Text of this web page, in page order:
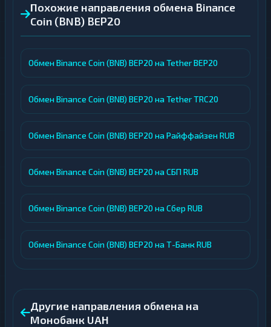
Похожие направления обмена Binance
Coin (BNB) BEP20
Обмен Binance Coin (BNB) BEP20 на Tether BEP20
Обмен Binance Coin (BNB) BEP20 на Tether TRC20
Обмен Binance Coin (BNB) BEP20 на Райффайзен RUB
Обмен Binance Coin (BNB) BEP20 на СБП RUB
Обмен Binance Coin (BNB) BEP20 на Сбер RUB
Обмен Binance Coin (BNB) BEP20 на Т-Банк RUB
Другие направления обмена на
Монобанк UAH